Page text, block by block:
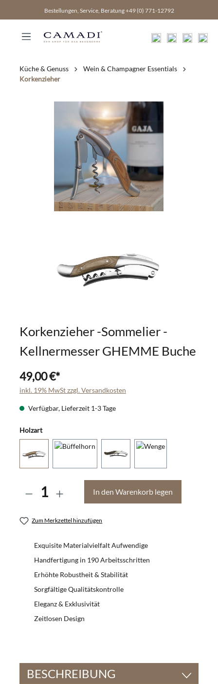
springenBestellungen, Service, Beratung +49 (0) 771-12792
Küche & Genuss
Wein & Champagner Essentials
Korkenzieher
Korkenzieher -Sommelier -
Kellnermesser GHEMME Buche
Exquisite Materialvielfalt Aufwendige
Handfertigung in 190 Arbeitsschritten
Erhöhte Robustheit & Stabilität
Sorgfältige Qualitätskontrolle
Eleganz & Exklusivität
Zeitlosen Design
49,00 €*
inkl. 19% MwSt zzgl. Versandkosten
Verfügbar, Lieferzeit 1-3 Tage
Holzart
In den Warenkorb legen
Zum Merkzettel hinzufügen
BESCHREIBUNG